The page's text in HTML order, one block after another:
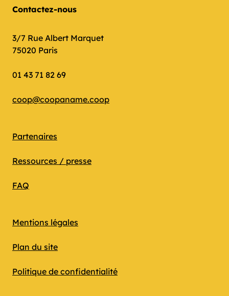
Contactez-nous
3/7 Rue Albert Marquet
75020 Paris
01 43 71 82 69
coop@coopaname.coop
Partenaires
Ressources / presse
FAQ
Mentions légales
Plan du site
Politique de confidentialité